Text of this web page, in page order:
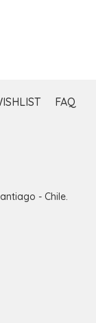
FAQ
- Chile.